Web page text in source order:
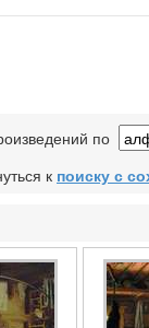
по
к поиску с